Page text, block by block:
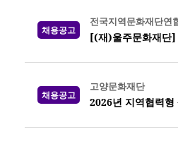
채용공고
전국지역문화재단연
[(재)울주문화재단]
채용공고
고양문화재단
2026년 지역협력